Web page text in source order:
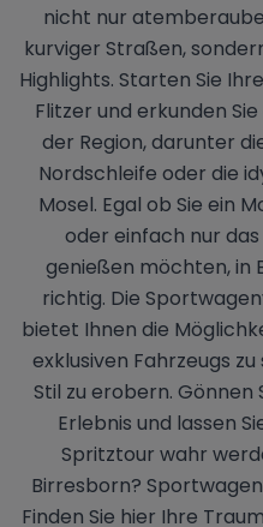
nicht nur
kurviger Straßen,
Highlights. Starten Sie
Flitzer und erkunden
der Region, darunter
Nordschleife oder die
Mosel. Egal ob Sie ein
oder einfach nur
genießen möchten, in
richtig. Die
bietet Ihnen die
exklusiven Fahrzeugs
Stil zu erobern. Gönnen
Erlebnis und lassen
Spritztour wahr
Birresborn?
Finden Sie hier Ihre